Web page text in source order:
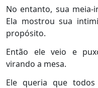
No entanto, sua meia-
Ela mostrou sua
propósito.
Então ele veio e
virando a mesa.
Ele queria que